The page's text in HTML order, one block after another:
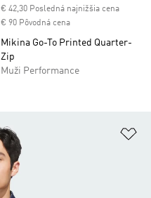
€ 42,30 Posledná najnižšia cena
€ 90 Pôvodná cena
Mikina Go-To Printed Quarter-
Zip
Muži Performance